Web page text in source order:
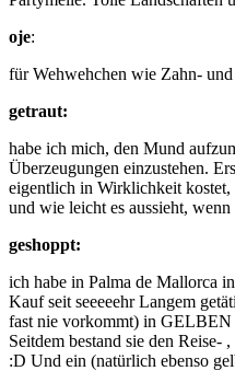
oje:
für Wehwehchen wie Zahn-
getraut:
habe ich mich, den Mund
Überzeugungen einzustehen.
eigentlich in Wirklichkeit kostet,
und wie leicht es aussieht,
geshoppt:
ich habe in Palma de Mallorca
Kauf seit seeeeehr Langem
fast nie vorkommt) in GELBEN
Seitdem bestand sie den Reise-
:D Und ein (natürlich ebenso